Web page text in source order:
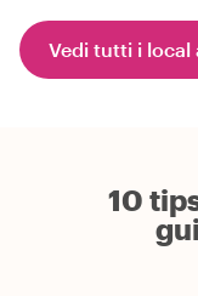
Vedi tutti i local
10